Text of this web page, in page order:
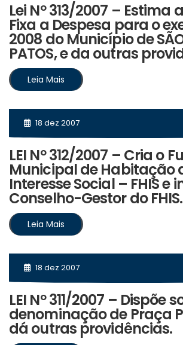
Lei Nº 313/2007 – Estima
Fixa a Despesa para o
2008 do Município de
PATOS, e da outras
Leia Mais
18 dez 2007
LEI Nº 312/2007 – Cria o
Municipal de Habitação
Interesse Social – FHIS e
Conselho-Gestor do FHIS.
Leia Mais
18 dez 2007
LEI Nº 311/2007 – Dispõe
denominação de Praça
dá outras providências.